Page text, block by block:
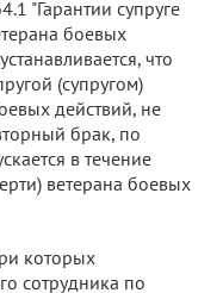
"Гарантии супруге
боевых
что
(супругом)
действий, не
брак, по
в течение
ветерана боевых
которых
сотрудника по